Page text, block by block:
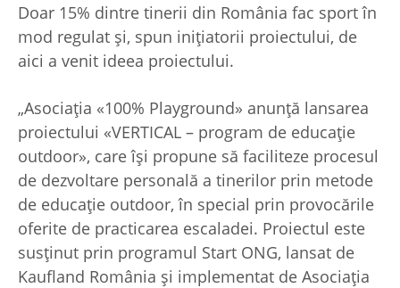
Doar 15% dintre tinerii din România fac sport în
mod regulat și, spun inițiatorii proiectului, de
aici a venit ideea proiectului.
„Asociația «100% Playground» anunță lansarea
proiectului «VERTICAL – program de educație
outdoor», care își propune să faciliteze procesul
de dezvoltare personală a tinerilor prin metode
de educație outdoor, în special prin provocările
oferite de practicarea escaladei. Proiectul este
susținut prin programul Start ONG, lansat de
Kaufland România și implementat de Asociația